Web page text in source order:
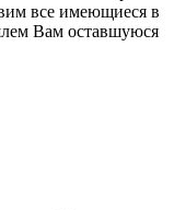
все имеющиеся в
Вам оставшуюся